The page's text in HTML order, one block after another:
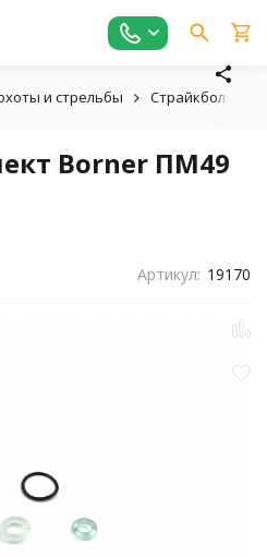
и стрельбы
Borner ПМ49
Артикул: 19170